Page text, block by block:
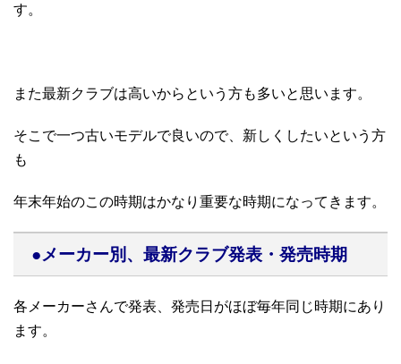
す。
また最新クラブは高いからという方も多いと思います。
そこで一つ古いモデルで良いので、新しくしたいという方
も
年末年始のこの時期はかなり重要な時期になってきます。
●メーカー別、最新クラブ発表・発売時期
各メーカーさんで発表、発売日がほぼ毎年同じ時期にあり
ます。